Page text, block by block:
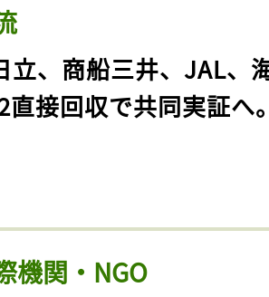
立、商船三井、JAL、
直接回収で共同実証へ
機関・NGO